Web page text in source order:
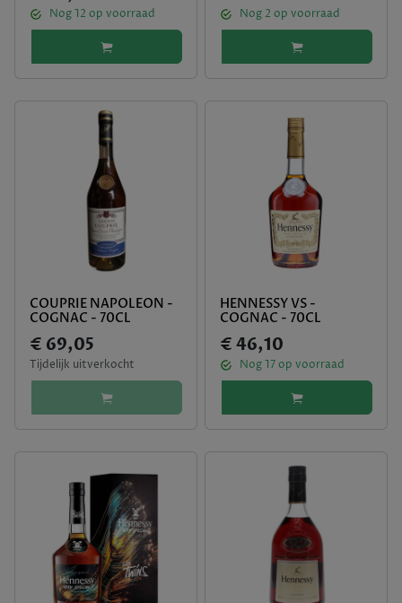
Nog12 op voorraad Nog 2 op voorraad
COUPRIE NAPOLEON -
COGNAC - 70CL
€ 69,05
Tijdelijk uitverkocht
HENNESSY VS -
COGNAC - 70CL
€ 46,10
Nog17op voorraad